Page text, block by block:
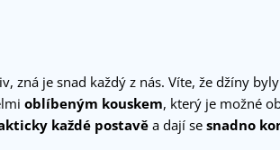
zná je snad každý z nás. Víte, že džíny
oblíbeným kouskem, který je možné
každé postavě a dají se snadno